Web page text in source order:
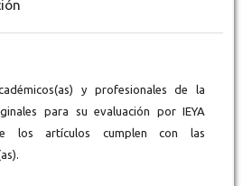
y profesionales de la
para su evaluación por IEYA
los artículos cumplen con las